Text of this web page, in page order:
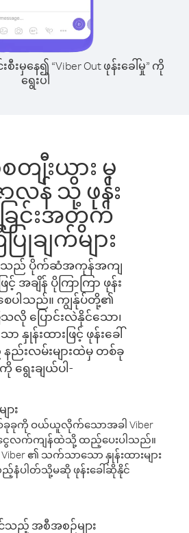
စီးမှနေ၍ “Viber Out ဖုန်းခေါ်မှု” ကို
ရွေးပါ
တျီးယား မှ
လန် သို့ ဖုန်း
ြင်းအတွက်
ြုချက်များ
သည် ပိုက်ဆံအကုန်အကျ
င့် အချိန် ပိုကြာကြာ ဖုန်း
စေပါသည်။ ကျွန်ုပ်တို့၏
လို ပြောင်းလဲနိုင်သော၊
နှုန်းထားဖြင့် ဖုန်းခေါ်
းလမ်းများထဲမှ တစ်ခု
ကို ရွေးချယ်ပါ-
ား
ခုကို ဝယ်ယူလိုက်သောအခါ Viber
ေလက်ကျန်ထဲသို့ ထည့်ပေးပါသည်။
၏ သက်သာသော နှုန်းထားများ
ည့်နံပါတ်သို့မဆို ဖုန်းခေါ်ဆိုနိုင်
သည့် အစီအစဉ်များ